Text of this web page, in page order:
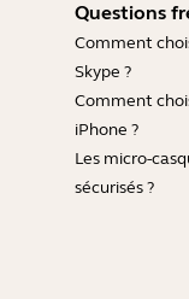
Questions
Comment
Skype ?
Comment
iPhone ?
Les micro-
sécurisés ?